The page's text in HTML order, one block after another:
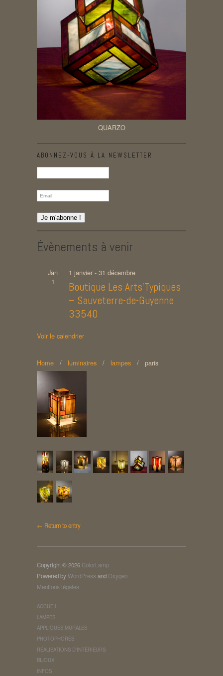
QUARZO
ABONNEZ-VOUS À LA NEWSLETTER
Évènements à venir
Jan
1
1 janvier - 31 décembre
Boutique Les Arts’Typiques
– Sauveterre-de-Guyenne
33540
Voir le calendrier
Home / luminaires / lampes / paris
← Return to entry
Copyright © 2026 ColorLamp
Powered byWordPress andOxygen
Mentions légales
ACCUEIL
LAMPES
APPLIQUES MURALES
PHOTOPHORES
RÉALISATIONS D’INTÉRIEURS
BIJOUX
INFOS